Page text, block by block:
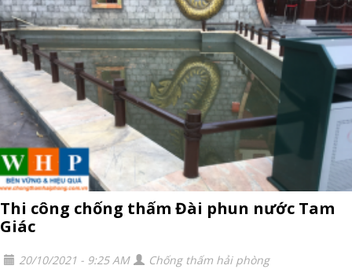
Thi công chống thấm Đài phun nước Tam
Giác
20/10/2021 - 9:25 AM
Chống thấm hải phòng